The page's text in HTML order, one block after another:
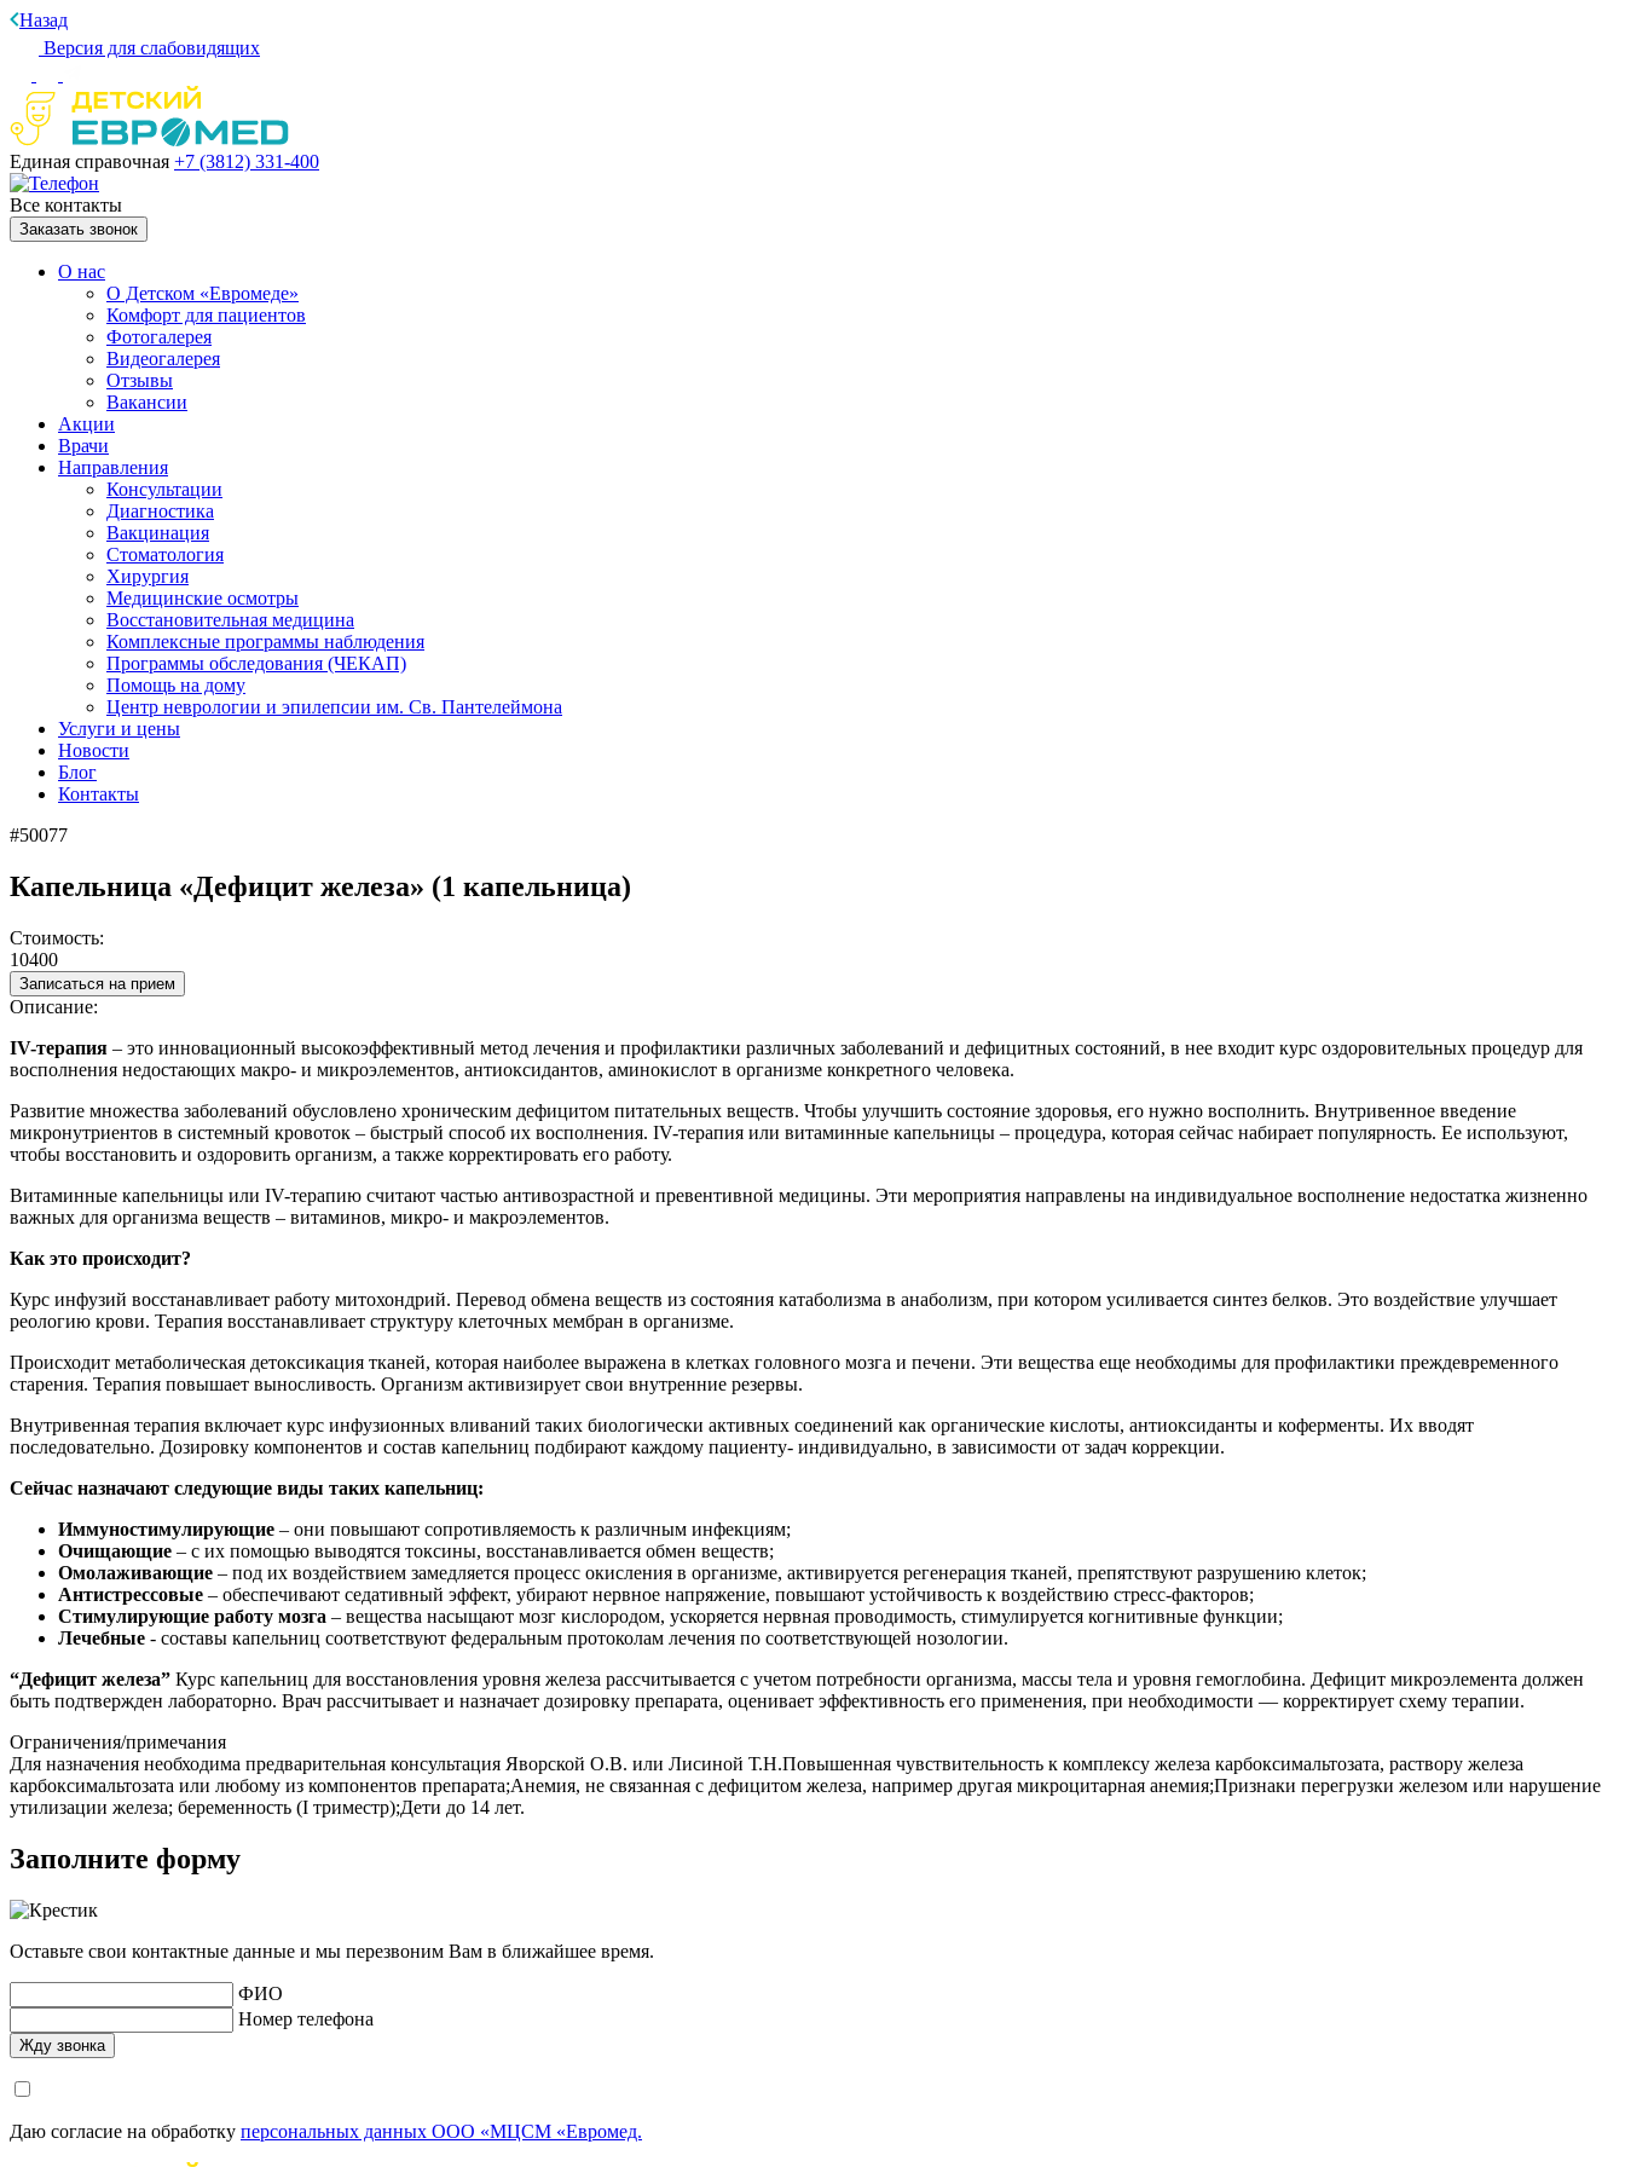
Назад
Версия для слабовидящих
Единая справочная +7 (3812) 331-400
Все контакты
Заказать звонок
О нас
О Детском «Евромеде»
Комфорт для пациентов
Фотогалерея
Видеогалерея
Отзывы
Вакансии
Акции
Врачи
Направления
Консультации
Диагностика
Вакцинация
Стоматология
Хирургия
Медицинские осмотры
Восстановительная медицина
Комплексные программы наблюдения
Программы обследования (ЧЕКАП)
Помощь на дому
Центр неврологии и эпилепсии им. Св. Пантелеймона
Услуги и цены
Новости
Блог
Контакты
#50077
Капельница «Дефицит железа» (1 капельница)
Стоимость:
10400
Записаться на прием
Описание:
IV-терапия – это инновационный высокоэффективный метод лечения и профилактики различных заболеваний и дефицитных состояний, в нее входит курс оздоровительных процедур для
восполнения недостающих макро- и микроэлементов, антиоксидантов, аминокислот в организме конкретного человека.
Развитие множества заболеваний обусловлено хроническим дефицитом питательных веществ. Чтобы улучшить состояние здоровья, его нужно восполнить. Внутривенное введение
микронутриентов в системный кровоток – быстрый способ их восполнения. IV-терапия или витаминные капельницы – процедура, которая сейчас набирает популярность. Ее используют,
чтобы восстановить и оздоровить организм, а также корректировать его работу.
Витаминные капельницы или IV-терапию считают частью антивозрастной и превентивной медицины. Эти мероприятия направлены на индивидуальное восполнение недостатка жизненно
важных для организма веществ – витаминов, микро- и макроэлементов.
Как это происходит?
Курс инфузий восстанавливает работу митохондрий. Перевод обмена веществ из состояния катаболизма в анаболизм, при котором усиливается синтез белков. Это воздействие улучшает
реологию крови. Терапия восстанавливает структуру клеточных мембран в организме.
Происходит метаболическая детоксикация тканей, которая наиболее выражена в клетках головного мозга и печени. Эти вещества еще необходимы для профилактики преждевременного
старения. Терапия повышает выносливость. Организм активизирует свои внутренние резервы.
Внутривенная терапия включает курс инфузионных вливаний таких биологически активных соединений как органические кислоты, антиоксиданты и коферменты. Их вводят
последовательно. Дозировку компонентов и состав капельниц подбирают каждому пациенту- индивидуально, в зависимости от задач коррекции.
Сейчас назначают следующие виды таких капельниц:
Иммуностимулирующие – они повышают сопротивляемость к различным инфекциям;
Очищающие – с их помощью выводятся токсины, восстанавливается обмен веществ;
Омолаживающие – под их воздействием замедляется процесс окисления в организме, активируется регенерация тканей, препятствуют разрушению клеток;
Антистрессовые – обеспечивают седативный эффект, убирают нервное напряжение, повышают устойчивость к воздействию стресс-факторов;
Стимулирующие работу мозга – вещества насыщают мозг кислородом, ускоряется нервная проводимость, стимулируется когнитивные функции;
Лечебные - составы капельниц соответствуют федеральным протоколам лечения по соответствующей нозологии.
“Дефицит железа” Курс капельниц для восстановления уровня железа рассчитывается с учетом потребности организма, массы тела и уровня гемоглобина. Дефицит микроэлемента должен
быть подтвержден лабораторно. Врач рассчитывает и назначает дозировку препарата, оценивает эффективность его применения, при необходимости — корректирует схему терапии.
Ограничения/примечания
Для назначения необходима предварительная консультация Яворской О.В. или Лисиной Т.Н.Повышенная чувствительность к комплексу железа карбоксимальтозата, раствору железа
карбоксимальтозата или любому из компонентов препарата;Анемия, не связанная с дефицитом железа, например другая микроцитарная анемия;Признаки перегрузки железом или нарушение
утилизации железа; беременность (I триместр);Дети до 14 лет.
Заполните форму
Оставьте свои контактные данные и мы перезвоним Вам в ближайшее время.
ФИО
Номер телефона
Даю согласие на обработку персональных данных ООО «МЦСМ «Евромед.